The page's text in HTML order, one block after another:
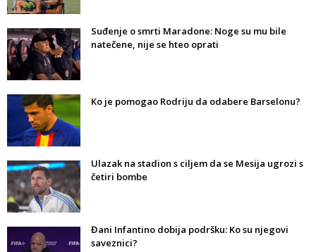
Suđenje o smrti Maradone: Noge su mu bile
natečene, nije se hteo oprati
Ko je pomogao Rodriju da odabere Barselonu?
Ulazak na stadion s ciljem da se Mesija ugrozi s
četiri bombe
Đani Infantino dobija podršku: Ko su njegovi
saveznici?